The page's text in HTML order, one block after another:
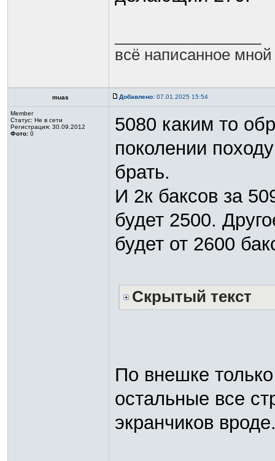
всё написанное
muas Добавлено: 07.01.2025 15:54
Member
Статус: Не в сети
Регистрация: 30.09.2012
Фото: 0
5080 каким то
поколении
брать.
И 2к баксов за
будет 2500.
будет от 2600
Скрытый текст
По внешке
остальные все
экранчиков